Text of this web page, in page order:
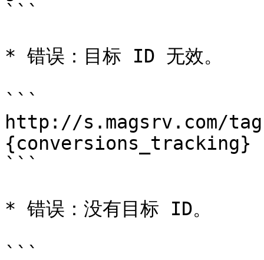
```
* 错误：目标 ID 无效。
```
http://s.magsrv.com/
{conversions_tracking}
```
* 错误：没有目标 ID。
```